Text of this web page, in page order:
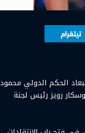
الحكم الدولي محمود
رويز رئيس لجنة